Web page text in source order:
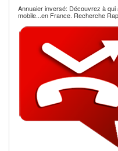
Annuaier inversé: Découvrez à
mobile...en France. Recherche